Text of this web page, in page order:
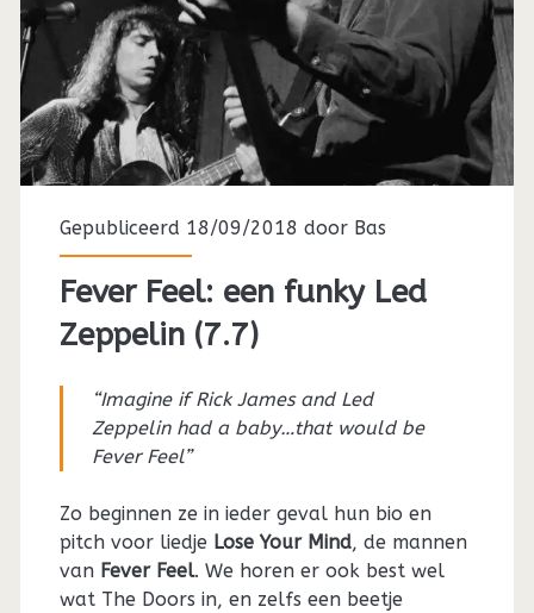
Gepubliceerd 18/09/2018 door Bas
Fever Feel: een funky Led
Zeppelin (7.7)
“Imagine if Rick James and Led
Zeppelin had a baby…that would be
Fever Feel”
Zo beginnen ze in ieder geval hun bio en
pitch voor liedje Lose Your Mind, de mannen
van Fever Feel. We horen er ook best wel
wat The Doors in, en zelfs een beetje